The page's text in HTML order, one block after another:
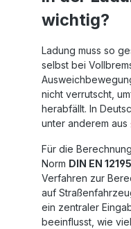
wichtig?
Ladung muss so
selbst bei
nicht verrutscht,
herabfällt. In
unter anderem aus
Für die
Norm DIN EN
Verfahren zur
auf
ein zentraler
beeinflusst, wie